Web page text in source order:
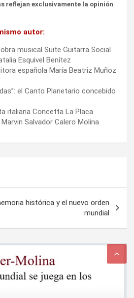
reflejan exclusivamente la opinión
autor:
musical Suite Guitarra Social
Esquivel Benítez
española María Beatriz Muñoz
el Canto Planetario concebido
italiana Concetta La Placa
Salvador Calero Molina
histórica y el nuevo orden
mundial